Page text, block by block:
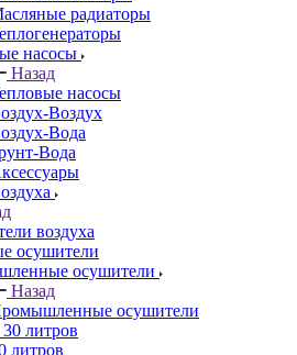
радиаторы
насосы
Назад
насосы
Воздух
Вода
Вода
воздуха
осушители
осушители
Назад
осушители
литров
литров